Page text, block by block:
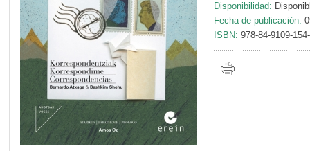
Disponibilidad:
Fecha de publicación:
ISBN: 978-84-9109-